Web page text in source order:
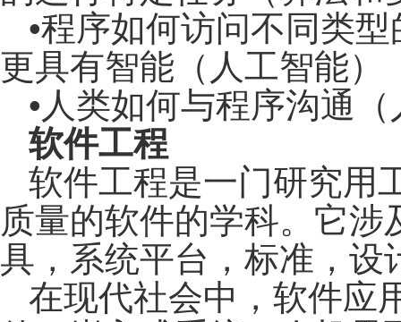
•程序如何访问不同类
更具有智能（人工智能）
•人类如何与程序沟通
软件工程
软件工程是一门研究用
质量的软件的学科。它
具，系统平台，标准，设
在现代社会中，软件应